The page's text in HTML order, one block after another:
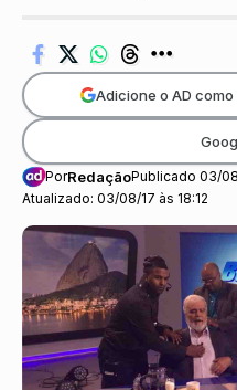
Atualizado: 03/08/17 às 18:12
PorRedaçãoPublicado 03/
Adicione o AD